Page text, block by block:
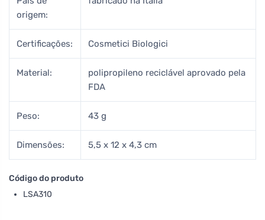
origem:
Certificações: Cosmetici Biologici
Material:
polipropileno reciclável aprovado pela
FDA
Peso: 43 g
Dimensões: 5,5 x 12 x 4,3 cm
Código do produto
LSA310